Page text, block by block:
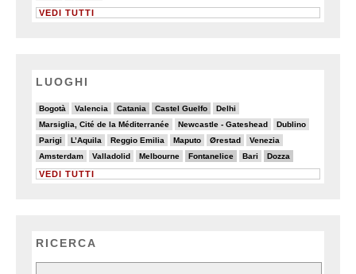
VEDI TUTTI
LUOGHI
Bogotà
2/20 Valencia
5/20 Catania
6/20 Castel Guelfo
6/20 Delhi
4/20
Marsiglia, Cité de la Méditerranée
2/20 Newcastle - Gateshead
3/20 Dublino
3/20
Parigi
4/20 L’Aquila
4/20 Reggio Emilia
2/20 Maputo
4/20 Ørestad
4/20 Venezia
4/20
Amsterdam
3/20 Valladolid
3/20 Melbourne
5/20 Fontanelice
6/20 Bari
5/20 Dozza
6/20
VEDI TUTTI
RICERCA